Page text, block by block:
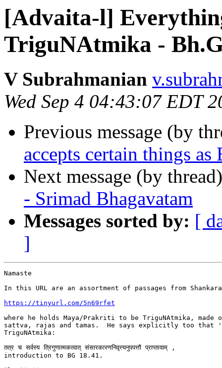
[Advaita-l]
TriguNAtmika -
V Subrahmanian
Wed Sep 4 04:43:07 EDT
Previous message (by
accepts certain things
Next message (by
- Srimad Bhagavatam
Messages sorted by: [
]
Namaste
In this URL are an assortment of passages from
https://tinyurl.com/5n69rfet
where he holds Maya/Prakriti to be TriguNAtmika, made
sattva, rajas and tamas.  He says explicitly too that
TriguNAtmika:
तत्र च सर्वस्य त्रिगुणात्मकत्वात् संसारकारणनिवृत्त्यनुपपत्तौ प्राप्तायाम् ,
introduction to BG 18.41.